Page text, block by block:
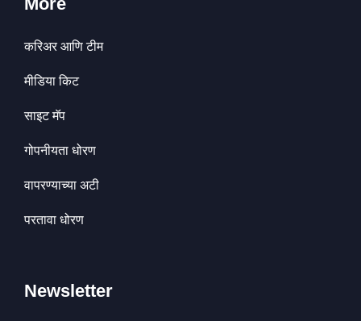
करिअर आणि टीम
मीडिया किट
साइट मॅप
गोपनीयता धोरण
वापरण्याच्या अटी
परतावा धोरण
Newsletter